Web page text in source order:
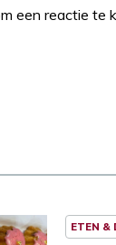
een reactie te
ETEN &